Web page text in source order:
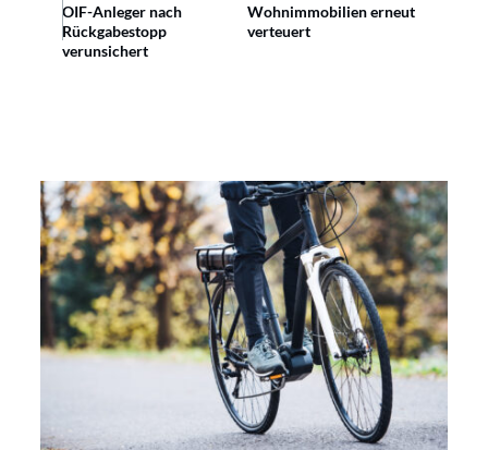
OIF-Anleger nach
Rückgabestopp
verunsichert
Wohnimmobilien erneut
verteuert